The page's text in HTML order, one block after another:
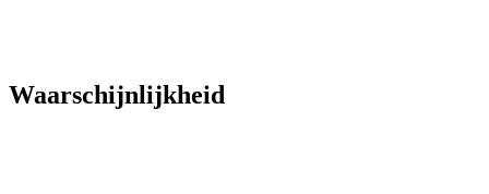
Waarschijnlijkheid